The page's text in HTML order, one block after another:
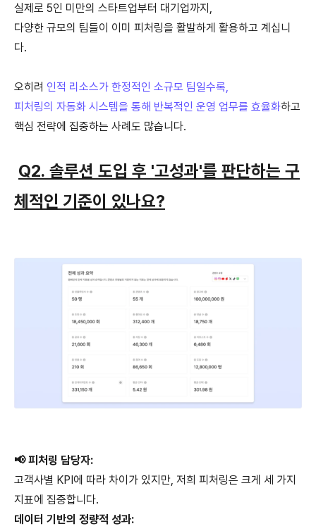
실제로 5인 미만의 스타트업부터 대기업까지,
다양한 규모의 팀들이 이미 피처링을 활발하게 활용하고 계십니
다.
오히려 인적 리소스가 한정적인 소규모 팀일수록,
피처링의 자동화 시스템을 통해 반복적인 운영 업무를 효율화하고
핵심 전략에 집중하는 사례도 많습니다.
Q2. 솔루션 도입 후 '고성과'를 판단하는 구
체적인 기준이 있나요?
📢 피처링 담당자:
고객사별 KPI에 따라 차이가 있지만, 저희 피처링은 크게 세 가지
지표에 집중합니다.
데이터 기반의 정량적 성과: